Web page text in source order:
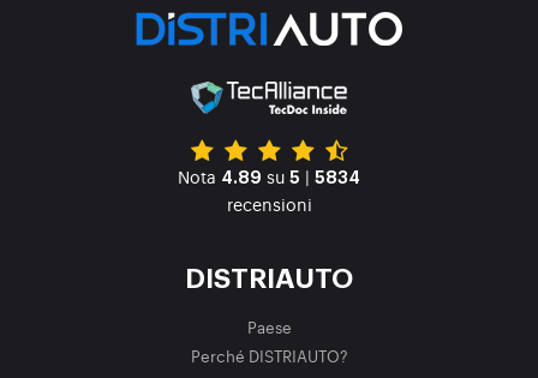
Nota 4.89 su 5 | 5834
recensioni
DISTRIAUTO
Paese
Perché DISTRIAUTO?